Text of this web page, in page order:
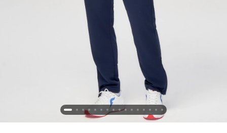
Тюменская область (3)
Хакасия (1)